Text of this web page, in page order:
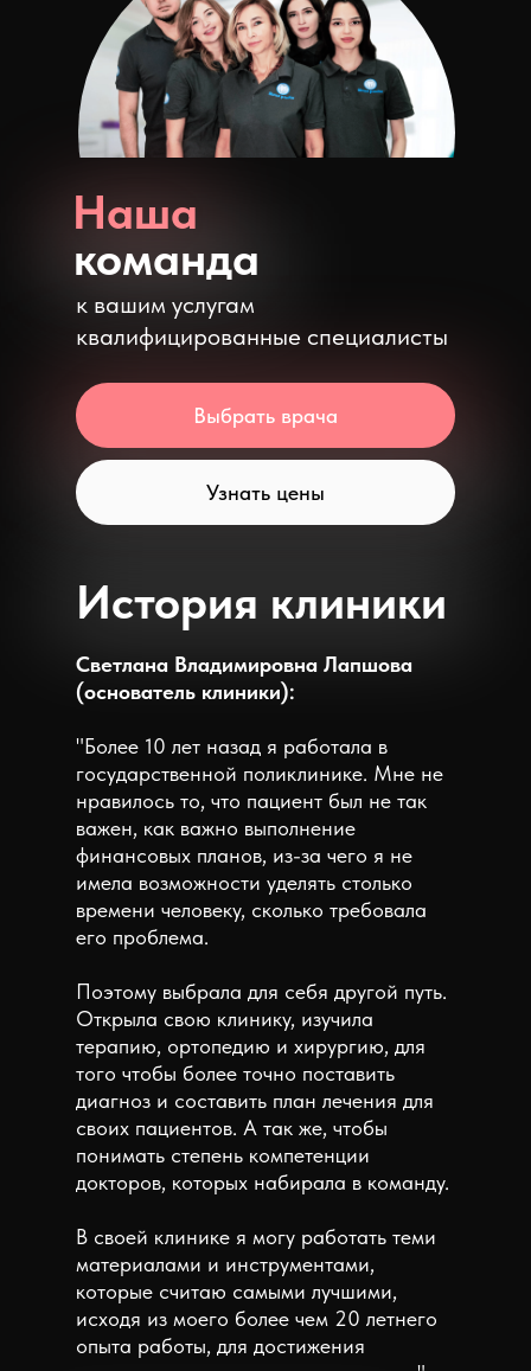
к вашим услугам
квалифицированные специалисты
Наша
команда
Выбрать врача
Узнать цены
История клиники
Светлана Владимировна Лапшова
(основатель клиники):
"Более 10 лет назад я работала в
государственной поликлинике. Мне не
нравилось то, что пациент был не так
важен, как важно выполнение
финансовых планов, из-за чего я не
имела возможности уделять столько
времени человеку, сколько требовала
его проблема.
Поэтому выбрала для себя другой путь.
Открыла свою клинику, изучила
терапию, ортопедию и хирургию, для
того чтобы более точно поставить
диагноз и составить план лечения для
своих пациентов. А так же, чтобы
понимать степень компетенции
докторов, которых набирала в команду.
В своей клинике я могу работать теми
материалами и инструментами,
которые считаю самыми лучшими,
исходя из моего более чем 20 летнего
опыта работы, для достижения